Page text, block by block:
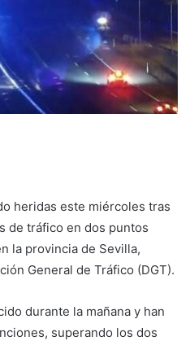
heridas este miércoles tras
de tráfico en dos puntos
la provincia de Sevilla,
General de Tráfico (DGT).
durante la mañana y han
superando los dos